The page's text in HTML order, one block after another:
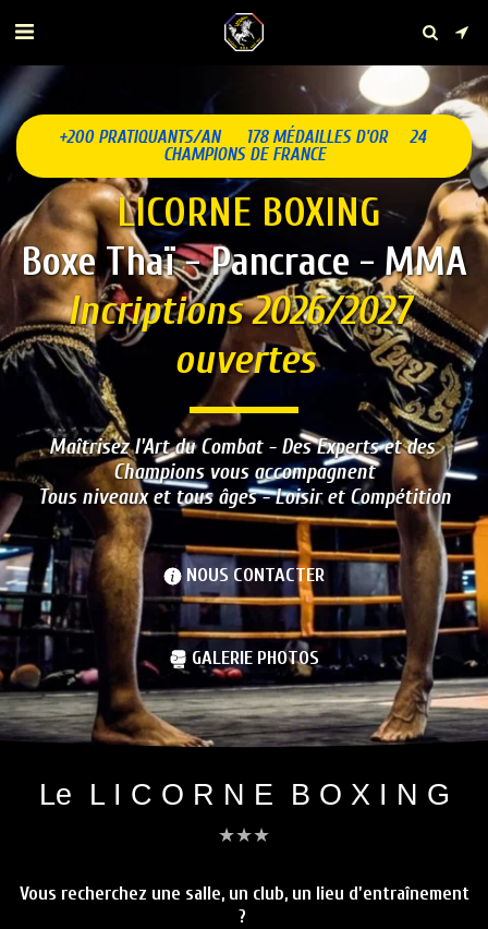
+200 PRATIQUANTS/AN      178 MÉDAILLES D'OR     24
CHAMPIONS DE FRANCE
LICORNE BOXING
Boxe Thaï - Pancrace - MMA
Incriptions 2026/2027
ouvertes
Maîtrisez l'Art du Combat - Des Experts et des
Champions vous accompagnent
Tous niveaux et tous âges - Loisir et Compétition
NOUS CONTACTER
GALERIE PHOTOS
Le L I C O R N E B O X I N G
★★★
Vous recherchez une salle, un club, un lieu d'entraînement
?